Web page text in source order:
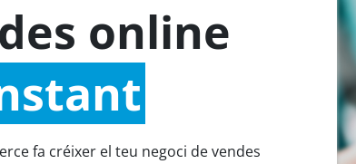
online
fa créixer el teu negoci de vendes